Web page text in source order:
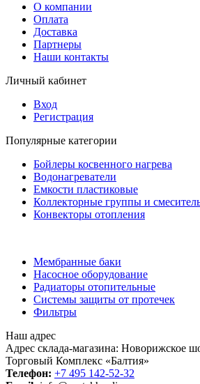
О компании
Оплата
Доставка
Партнеры
Наши контакты
Личный кабинет
Вход
Регистрация
Популярные категории
Бойлеры косвенного нагрева
Водонагреватели
Емкости пластиковые
Коллекторные группы и
Конвекторы отопления
Мембранные баки
Насосное оборудование
Радиаторы отопительные
Системы защиты от протечек
Фильтры
Наш адрес
Адрес склада-магазина: Новорижское
Торговый Комплекс «Балтия»
Телефон: +7 495 142-52-32